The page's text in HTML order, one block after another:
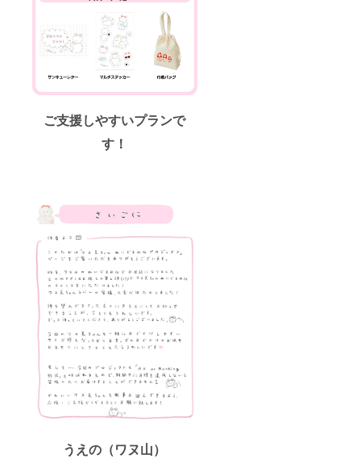
ご支援しやすいプランで
す！
うえの（ワヌ山）